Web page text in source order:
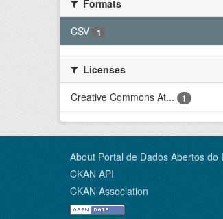
Formats
CSV
1
Licenses
Creative Commons At...
1
About Portal de Dados Abertos
CKAN API
CKAN Association